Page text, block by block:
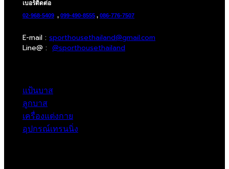
เบอร์ติดต่อ
02-968-5409 , 099-490-8555 , 086-776-7507
E-mail : sporthousethailand@gmail.com
Line@ : @sporthousethailand
แป้นบาส
ลูกบาส
เครื่องแต่งกาย
อุปกรณ์เทรนนิ่ง